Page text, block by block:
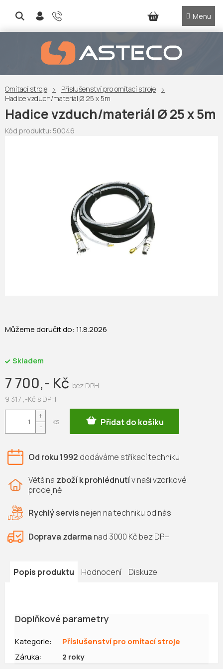
NÁKUPNÍ
KOŠÍK
Hadice vzduch/materiál Ø 25 x 5m
Kód produktu: 50046
7 700,- Kč
9 317 ,-Kč s DPH
Měrná
Skladem
Můžeme doručit do: 11.8.2026
Přidat do košíku
Od roku 1992 dodáváme stříkací techniku
Většina zboží k prohlédnutív naši vzorkové
prodejně
Rychlý servis nejen natechniku od nás
Doprava zdarma nad 3000 Kč bez DPH
Popis produktu Hodnocení Diskuze
Doplňkové parametry
Kategorie:
Příslušenství pro omítací stroje
Záruka: 2 roky
Omítací stroje
Příslušenství pro omítací stroje
Hadice vzduch/materiál Ø 25 x 5m